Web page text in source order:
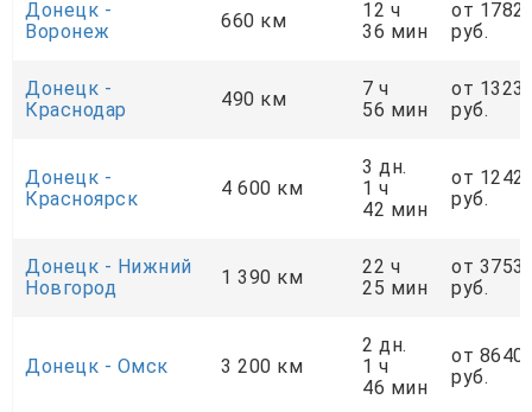
Донецк -
Воронеж
660 км
12 ч
36 мин
от
руб.
Донецк -
Краснодар
490 км
7 ч
56 мин
от
руб.
Донецк -
Красноярск
4 600 км
3 дн.
1 ч
42 мин
от
руб.
Донецк - Нижний
Новгород
1 390 км
22 ч
25 мин
от
руб.
Донецк - Омск 3 200 км
2 дн.
1 ч
46 мин
от
руб.